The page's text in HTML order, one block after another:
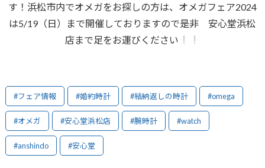
す！浜松市内でオメガをお探しの方は、オメガフェア2024
は5/19（日）まで開催しておりますので是非 安心堂浜松
店まで足をお運びください
#フェア情報 #婚約時計 #結納返しの時計 #omega
#オメガ #安心堂浜松店 #腕時計 #watch
#anshindo #安心堂